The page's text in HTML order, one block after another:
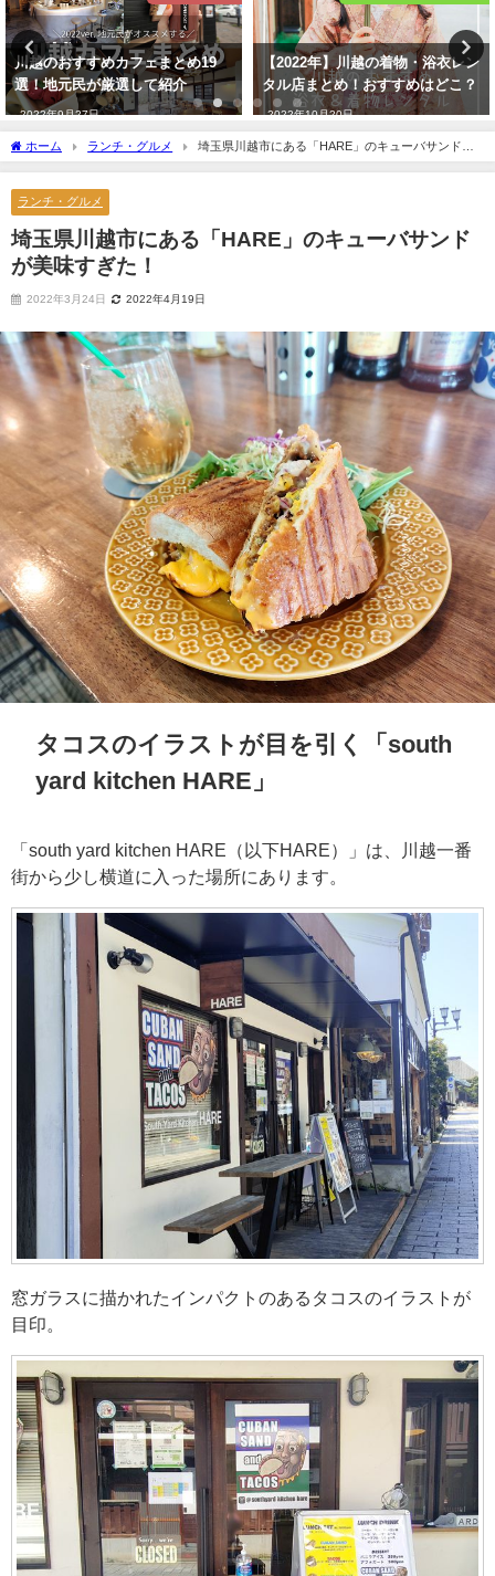
すめカフェまとめ19
が厳選して紹介
27日
【2022年】川越の着物・浴衣レン
タル店まとめ！おすすめはどこ？
2022年10月20日
菓子屋
べ歩き
2022年9
ホーム ランチ・グルメ
埼玉県川越市にある「HARE」のキューバサンドが
美味すぎた！
ランチ・グルメ
埼玉県川越市にある「HARE」のキューバサンド
が美味すぎた！
2022年3月24日 2022年4月19日
タコスのイラストが目を引く「south
yard kitchen HARE」
「south yard kitchen HARE（以下HARE）」は、川越一番
街から少し横道に入った場所にあります。
窓ガラスに描かれたインパクトのあるタコスのイラストが
目印。